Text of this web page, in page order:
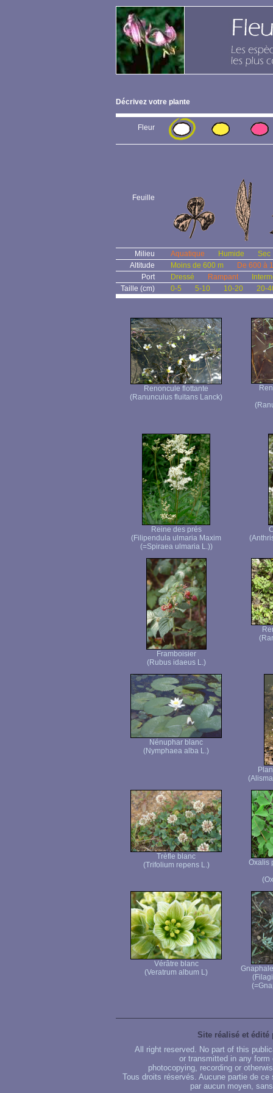
Décrivez votre plante
Fleur
Feuille
Milieu Aquatique Humide
Sec
Altitude
Moins de 600 m
De 600 à
Port
Dressé Rampant
Taille (cm)
0-5 5-10 10-20 20-
Renoncule flottante
(Ranunculus fluitans Lanck)
Reine des prés
(Filipendula ulmaria Maxim
(=Spiraea ulmaria L.))
Framboisier
(Rubus idaeus L.)
Nénuphar blanc
(Nymphaea alba L.)
Trèfle blanc
(Trifolium repens L.)
Oxalis
Vérâtre blanc
(Veratrum album L)
Site réalisé et édité
All right reserved. No part of this
or transmitted in any
photocopying, recording or
Tous droits réservés. Aucune partie de
par aucun moyen,